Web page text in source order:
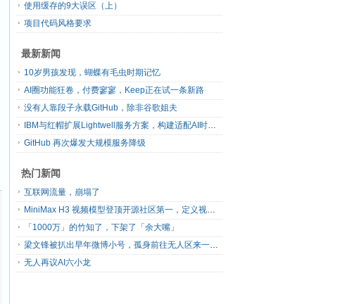
使用缓存的9大误区（上）
项目代码风格要求
最新新闻
10岁男孩发现，蝴蝶有毛虫时期记忆
AI圈功能狂卷，付费寥寥，Keep正在试一条新路
没有人靠段子永载GitHub，除非谷歌姐夫
IBM与红帽扩展Lightwell服务方案，构建适配AI时代开源生态的可信基础设施
GitHub 再次爆发大规模服务降级
热门新闻
互联网流量，崩塌了
MiniMax H3 视频模型登顶开源社区第一，定义视频模型领域“斩杀线”
「1000万」的竹知了，下架了「余大嘴」
梁文锋被扒出早年微博小号，孤身前往无人区来一场相当 deep 的 seek 旅行
无人再议AI六小龙